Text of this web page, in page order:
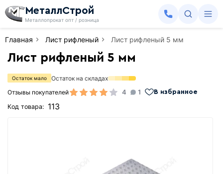
МеталлСтрой
Металлопрокат опт / розница
Главная Лист рифленый Лист рифленый 5 мм
Лист рифленый 5 мм
Остаток мало
Остаток на складах
Отзывы покупателей
4 1 В избранное
Код товара: 113